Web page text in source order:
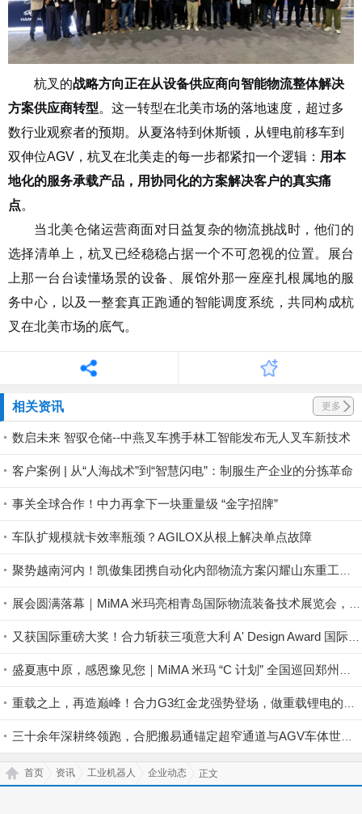
杭叉的战略方向正在从设备供应商向智能物流整体解决
方案供应商转型。这一转型在北美市场的落地速度，超过多
数行业观察者的预期。从夏洛特到休斯顿，从锂电前移车到
双伸位AGV ，杭叉在北美走的每一步都紧扣一个逻辑： 用本
地化的服务承载产品，用协同化的方案解决客户的真实痛
点。
当北美仓储运营商面对日益复杂的物流挑战时，他们的
选择清单上，杭叉已经稳稳占据一个不可忽视的位置。展台
上那一台台读懂场景的设备、展馆外那一座座扎根属地的服
务中心，以及一整套真正跑通的智能调度系统，共同构成杭
叉在北美市场的底气。
相关资讯 更多
数启未来 智驭仓储--中燕叉车携手林工智能发布无人叉车新技术
客户案例 | 从“人海战术”到“智慧闪电”：制服生产企业的分拣革命
事关全球合作！中力再拿下一块重量级 “金字招牌”
车队扩规模就卡效率瓶颈？AGILOX从根上解决单点故障
首页 资讯 工业机器人 企业动态 正文